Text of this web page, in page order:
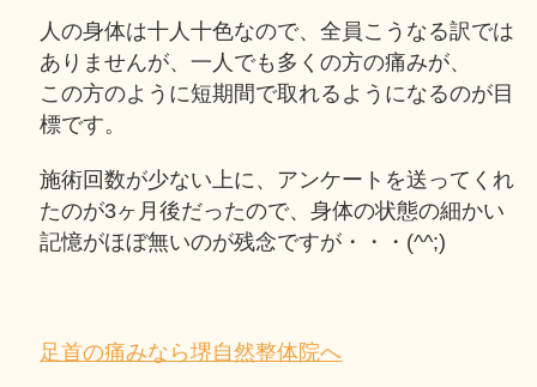
人の身体は十人十色なので、全員こうなる訳では
ありませんが、一人でも多くの方の痛みが、
この方のように短期間で取れるようになるのが目
標です。
施術回数が少ない上に、アンケートを送ってくれ
たのが3ヶ月後だったので、身体の状態の細かい
記憶がほぼ無いのが残念ですが・・・(^^;)
足首の痛みなら堺自然整体院へ